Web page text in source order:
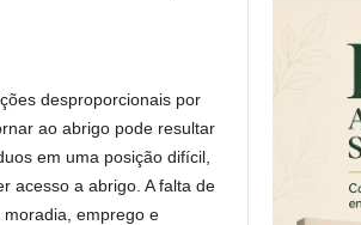
desproporcionais por
ao abrigo pode resultar
em uma posição difícil,
acesso a abrigo. A falta de
emprego e